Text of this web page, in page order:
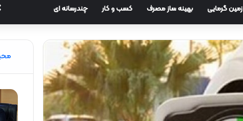
زمین گرمایی بهینه ساز مصرف کسب و کار چندرسانه ای